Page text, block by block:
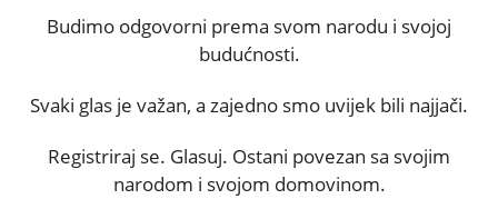
Budimo odgovorni prema svom narodu i svojoj
budućnosti.
Svaki glas je važan, a zajedno smo uvijek bili najjači.
Registriraj se. Glasuj. Ostani povezan sa svojim
narodom i svojom domovinom.